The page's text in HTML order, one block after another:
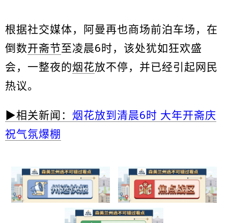
根据社交媒体，阿曼再也商场前泊车场，在
倒数开斋节至凌晨6时，该处犹如狂欢盛
会，一整夜的烟花放不停，并已经引起网民
热议。
▶相关新闻： 烟花放到清晨6时 大年开斋庆
祝气氛爆棚